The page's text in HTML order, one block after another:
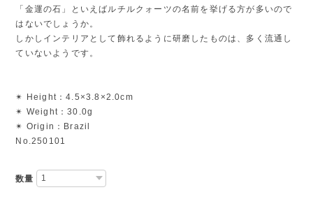
「金運の石」といえばルチルクォーツの名前を挙げる方が多いので
はないでしょうか。
しかしインテリアとして飾れるように研磨したものは、多く流通し
ていないようです。
✴︎ Height：4.5×3.8×2.0cm
✴︎ Weight：30.0g
✴︎ Origin：Brazil
No.250101
数量